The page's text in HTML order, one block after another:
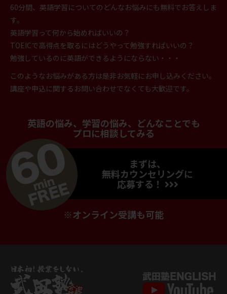
60分間、英語学習についてのどんなお悩みにも無料でお答えしま
す。
英語学習って何から始めればいいの？
TOEICで高得点を取るにはどうやって勉強すればいいの？
勉強しているのに英語ができるようにならない・・・
このようなお悩みがある方は是非お気軽にお申し込みください。
講座や申込に関するお問い合わせでなくても大歓迎です。
英語の悩み、学習の悩み、どんなことでも
プロに相談してみる
まずは、
無料カウンセリングに
応募する！
※オンライン受講も可能